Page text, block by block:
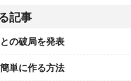
記事
の破局を発表
単に作る方法